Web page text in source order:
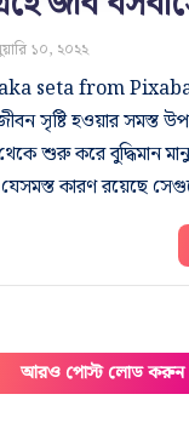
১০, ২০২২
seta from Pixabay
সৃষ্টি হওয়ার সমস্ত
শুরু করে বুদ্ধিমান
কারণ রয়েছে
আরও পোস্ট লোড করুন